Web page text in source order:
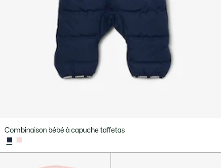
Combinaison bébé à capuche taffetas